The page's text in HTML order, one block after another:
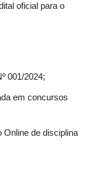
oficial para o
001/2024;
em concursos
Online de disciplina